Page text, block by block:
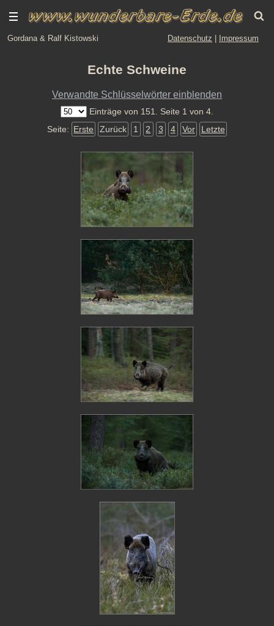
Gordana & Ralf Kistowski Datenschutz Impressum
Echte Schweine
Verwandte Schlüsselwörter einblenden
Einträge von 151. Seite 1 von 4.
Seite: Erste Zurück 1 2 3 4 Vor Letzte